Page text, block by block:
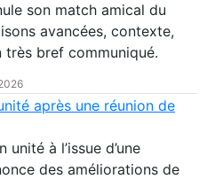
son match amical du
avancées, contexte,
bref communiqué.
après une réunion de
unité à l’issue d’une
des améliorations de